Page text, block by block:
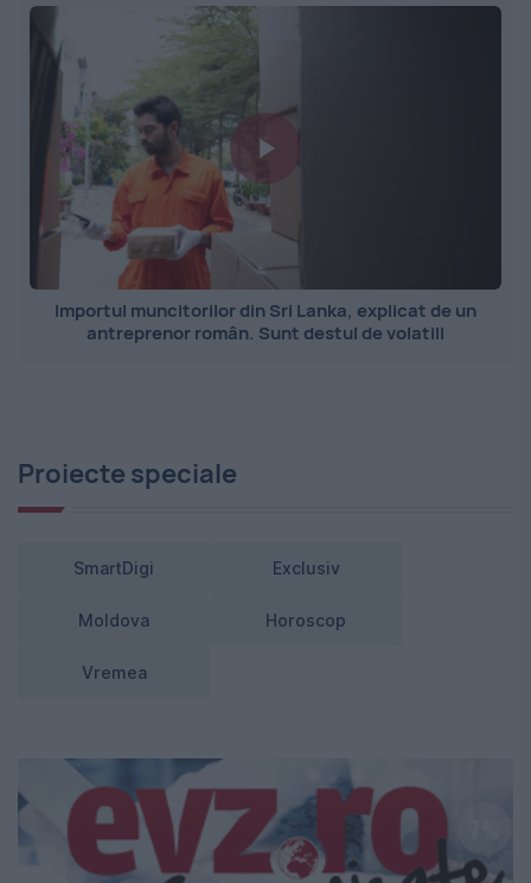
Importul muncitorilor din Sri Lanka, explicat de un
antreprenor român. Sunt destul de volatili
Proiecte speciale
SmartDigi Exclusiv
Moldova Horoscop
Vremea